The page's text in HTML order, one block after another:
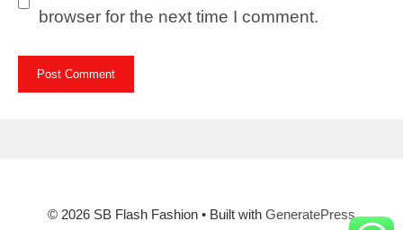
browser for the next time I comment.
© 2026 SB Flash Fashion • Built with GeneratePress